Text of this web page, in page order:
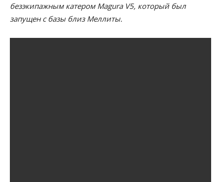
безэкипажным катером Magura V5, который был
запущен с базы близ Меллиты.